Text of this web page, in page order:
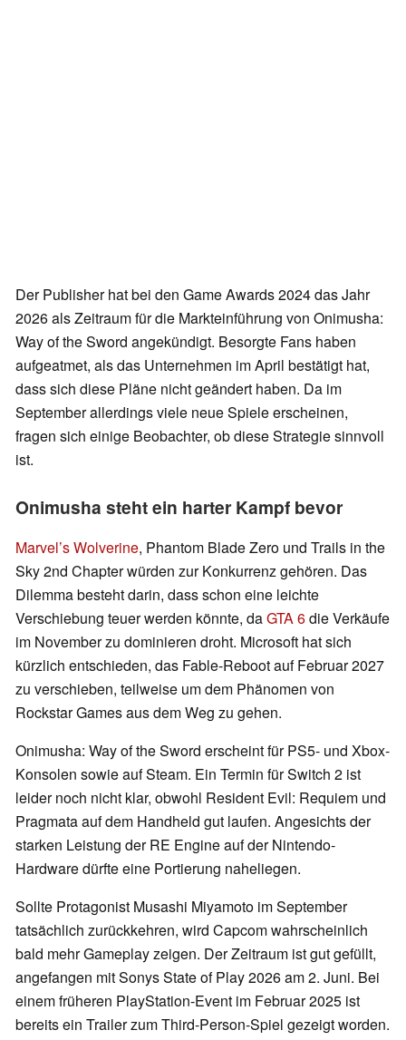
Der Publisher hat bei den Game Awards 2024 das Jahr
2026 als Zeitraum für die Markteinführung von Onimusha:
Way of the Sword angekündigt. Besorgte Fans haben
aufgeatmet, als das Unternehmen im April bestätigt hat,
dass sich diese Pläne nicht geändert haben. Da im
September allerdings viele neue Spiele erscheinen,
fragen sich einige Beobachter, ob diese Strategie sinnvoll
ist.
Onimusha steht ein harter Kampf bevor
Marvel’s Wolverine, Phantom Blade Zero und Trails in the
Sky 2nd Chapter würden zur Konkurrenz gehören. Das
Dilemma besteht darin, dass schon eine leichte
Verschiebung teuer werden könnte, daGTA 6die Verkäufe
im November zu dominieren droht. Microsoft hat sich
kürzlich entschieden, das Fable-Reboot auf Februar 2027
zu verschieben, teilweise um dem Phänomen von
Rockstar Games aus dem Weg zu gehen.
Onimusha: Way of the Sword erscheint für PS5- und Xbox-
Konsolen sowie auf Steam. Ein Termin für Switch 2 ist
leider noch nicht klar, obwohl Resident Evil: Requiem und
Pragmata auf dem Handheld gut laufen. Angesichts der
starken Leistung der RE Engine auf der Nintendo-
Hardware dürfte eine Portierung naheliegen.
Sollte Protagonist Musashi Miyamoto im September
tatsächlich zurückkehren, wird Capcom wahrscheinlich
bald mehr Gameplay zeigen. Der Zeitraum ist gut gefüllt,
angefangen mit Sonys State of Play 2026 am 2. Juni. Bei
einem früheren PlayStation-Event im Februar 2025 ist
bereits ein Trailer zum Third-Person-Spiel gezeigt worden.